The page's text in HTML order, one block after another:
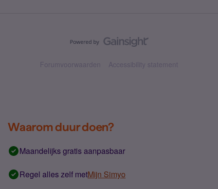
Forumvoorwaarden Accessibility statement
Waarom duur doen?
Maandelijks gratis aanpasbaar
Regel alles zelf metMijn Simyo